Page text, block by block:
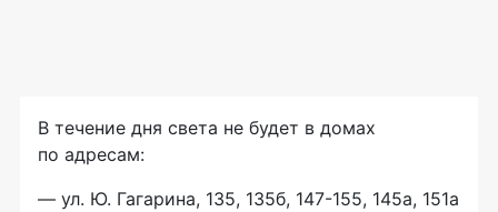
В течение дня света не будет в домах
по адресам:
— ул. Ю. Гагарина, 135, 135б, 147-155, 145а, 151а